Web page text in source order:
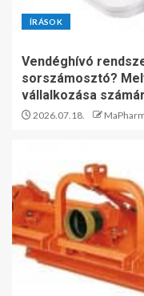
ÍRÁSOK
Vendéghívó
sorszámosztó?
vállalkozása
2026.07.18.